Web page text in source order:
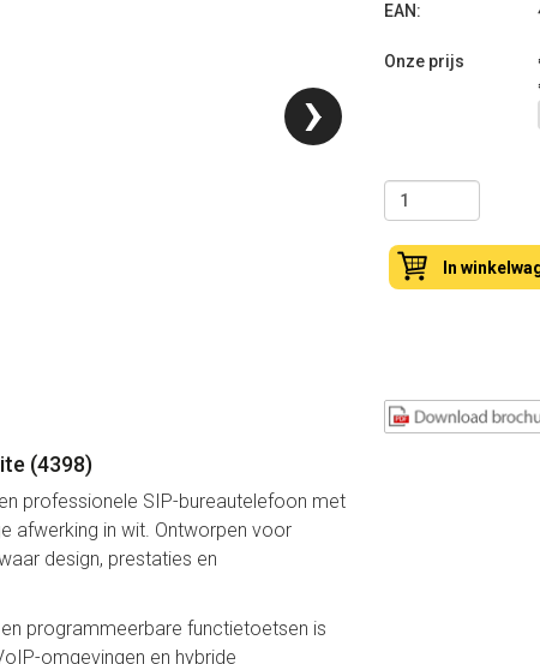
›
EAN:
Onze prijs
In
(4398)
professionele SIP-bureautelefoon met
afwerking in wit. Ontworpen voor
design, prestaties en
programmeerbare functietoetsen is
omgevingen en hybride